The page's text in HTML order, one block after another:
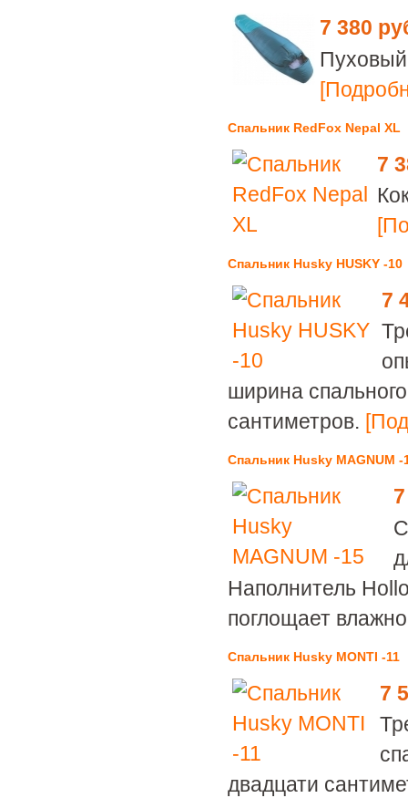
7 380
Пуховый
Спальник RedFox Nepal XL
7
Спальник Husky HUSKY -10
7
ширина
сантиметров.
Спальник Husky MAGNUM -
Наполнитель
поглощает
Спальник Husky MONTI -11
7
двадцати